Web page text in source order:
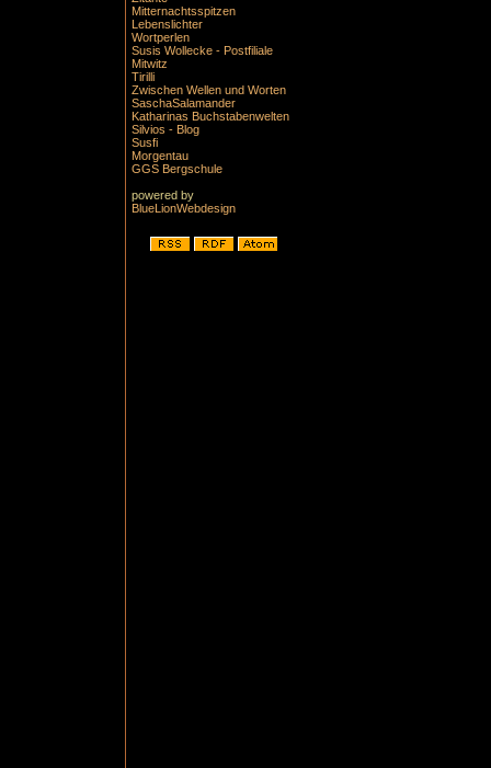
Mitternachtsspitzen
Lebenslichter
Wortperlen
Susis Wollecke - Postfiliale
Mitwitz
Tirilli
Zwischen Wellen und Worten
SaschaSalamander
Katharinas Buchstabenwelten
Silvios - Blog
Susfi
Morgentau
GGS Bergschule
powered by
BlueLionWebdesign